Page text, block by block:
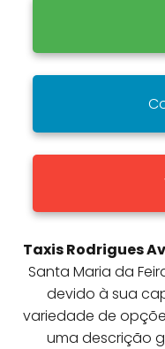
Taxis Rodrigues
Santa Maria da
devido à sua
variedade de
uma descrição